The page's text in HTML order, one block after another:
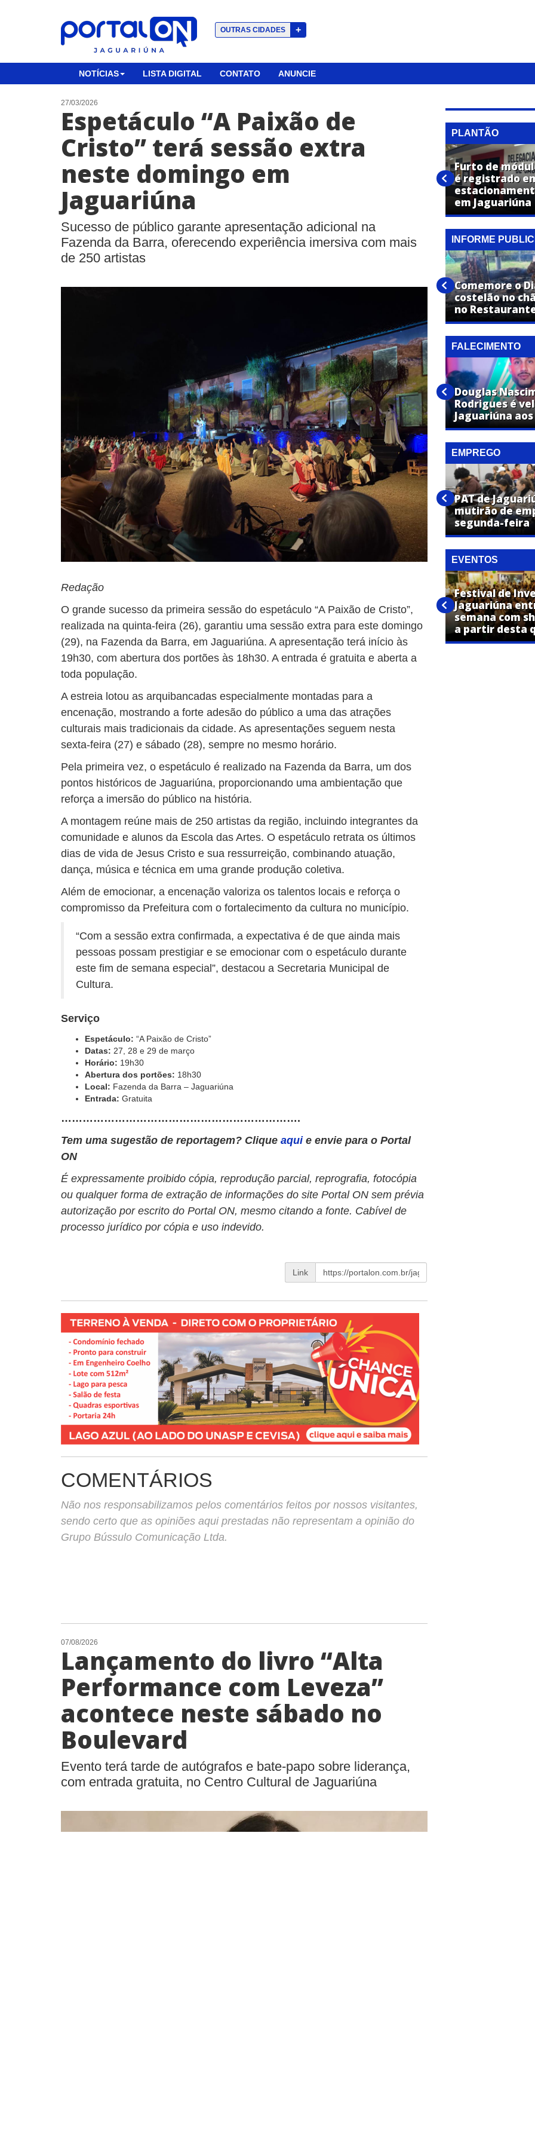
OUTRAS CIDADES +
NOTÍCIAS LISTA DIGITAL CONTATO ANUNCIE
27/03/2026
Espetáculo “A Paixão de
Cristo” terá sessão extra
neste domingo em
Jaguariúna
Sucesso de público garante apresentação adicional na
Fazenda da Barra, oferecendo experiência imersiva com mais
de 250 artistas
Redação
O grande sucesso da primeira sessão do espetáculo “A Paixão de Cristo”,
realizada na quinta-feira (26), garantiu uma sessão extra para este domingo
(29), na Fazenda da Barra, em Jaguariúna. A apresentação terá início às
19h30, com abertura dos portões às 18h30. A entrada é gratuita e aberta a
toda população.
A estreia lotou as arquibancadas especialmente montadas para a
encenação, mostrando a forte adesão do público a uma das atrações
culturais mais tradicionais da cidade. As apresentações seguem nesta
sexta-feira (27) e sábado (28), sempre no mesmo horário.
Pela primeira vez, o espetáculo é realizado na Fazenda da Barra, um dos
pontos históricos de Jaguariúna, proporcionando uma ambientação que
reforça a imersão do público na história.
A montagem reúne mais de 250 artistas da região, incluindo integrantes da
comunidade e alunos da Escola das Artes. O espetáculo retrata os últimos
dias de vida de Jesus Cristo e sua ressurreição, combinando atuação,
dança, música e técnica em uma grande produção coletiva.
Além de emocionar, a encenação valoriza os talentos locais e reforça o
compromisso da Prefeitura com o fortalecimento da cultura no município.
“Com a sessão extra confirmada, a expectativa é de que ainda mais
pessoas possam prestigiar e se emocionar com o espetáculo durante
este fim de semana especial”, destacou a Secretaria Municipal de
Cultura.
Serviço
Espetáculo: “A Paixão de Cristo”
Datas: 27, 28 e 29 de março
Horário: 19h30
Abertura dos portões: 18h30
Local: Fazenda da Barra – Jaguariúna
Entrada: Gratuita
………………………………………………………….
Tem uma sugestão de reportagem? Clique aqui e envie para o Portal
ON
É expressamente proibido cópia, reprodução parcial, reprografia, fotocópia
ou qualquer forma de extração de informações do site Portal ON sem prévia
autorização por escrito do Portal ON, mesmo citando a fonte. Cabível de
processo jurídico por cópia e uso indevido.
Link
COMENTÁRIOS
Não nos responsabilizamos pelos comentários feitos por nossos visitantes,
sendo certo que as opiniões aqui prestadas não representam a opinião do
Grupo Bússulo Comunicação Ltda.
07/08/2026
Lançamento do livro “Alta
Performance com Leveza”
acontece neste sábado no
Boulevard
Evento terá tarde de autógrafos e bate-papo sobre liderança,
com entrada gratuita, no Centro Cultural de Jaguariúna
PLANTÃO
Caminhonete é furtada
Furto de
é registrado
em Jaguariúna
INFORME
UniFAJ abre inscrições para
Comemore o
costelão no
no
FALECIMENTO
José Maria Toledo de Moraes
é velado em Jaguariúna aos 87
anos
Douglas
Rodrigues é
Jaguariúna aos
EMPREGO
PAT de Jaguariúna promove
mutirões de emprego com
vagas em diversas áreas
nesta semana
PAT de
mutirão de
segunda-feira
EVENTOS
os Cantos da Cidade” começa
nesta quinta-feira em
Jaguariúna
Festival de
Jaguariúna
semana com
a partir desta